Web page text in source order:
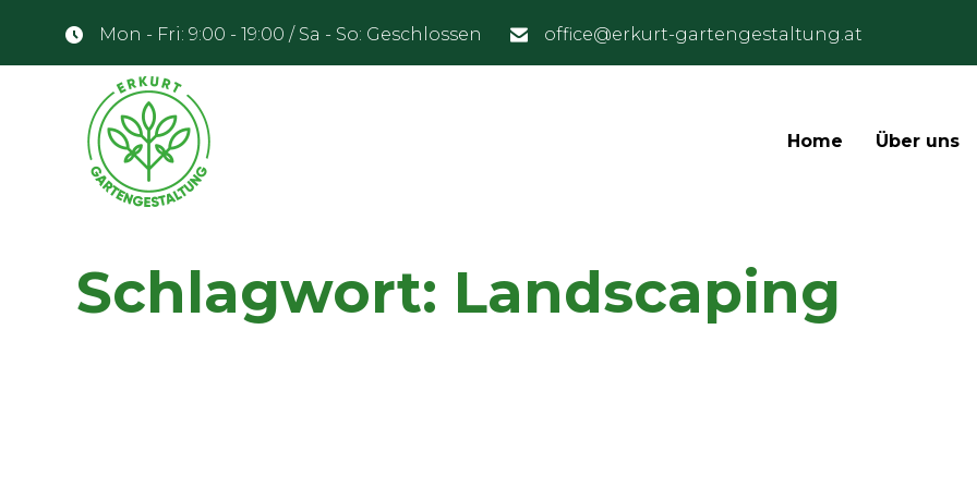
Mon - Fri: 9:00 - 19:00 / Sa - So: Geschlossen office@erkurt-gartengestaltung.at
Home Über uns
Schlagwort: Landscaping